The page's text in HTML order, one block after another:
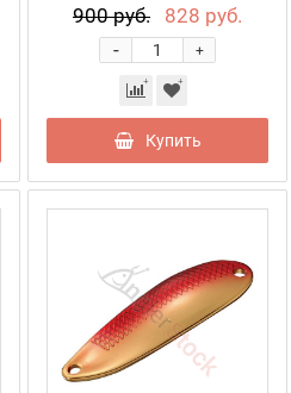
900 руб. 828 руб.
+
-
Купить